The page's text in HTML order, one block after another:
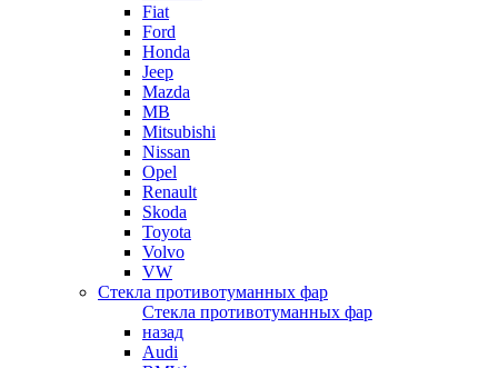
Fiat
Ford
Honda
Jeep
Mazda
MB
Mitsubishi
Nissan
Opel
Renault
Skoda
Toyota
Volvo
VW
Стекла противотуманных фар
Стекла противотуманных фар
назад
Audi